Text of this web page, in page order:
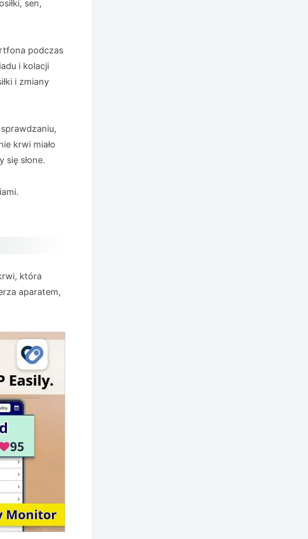
sen,
podczas
i kolacji
i zmiany
krwi miało
się słone.
która
aparatem,